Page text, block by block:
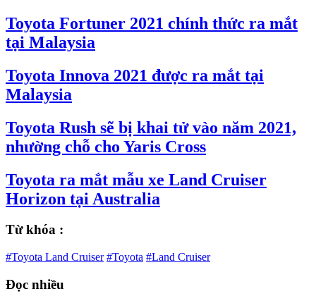
Toyota Fortuner 2021 chính thức ra mắt
tại Malaysia
Toyota Innova 2021 được ra mắt tại
Malaysia
Toyota Rush sẽ bị khai tử vào năm 2021,
nhường chỗ cho Yaris Cross
Toyota ra mắt mẫu xe Land Cruiser
Horizon tại Australia
Từ khóa :
#Toyota Land Cruiser #Toyota #Land Cruiser
Đọc nhiều